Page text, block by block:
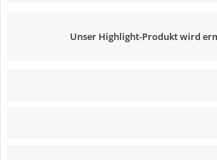
Unser Highlight-Produkt wird